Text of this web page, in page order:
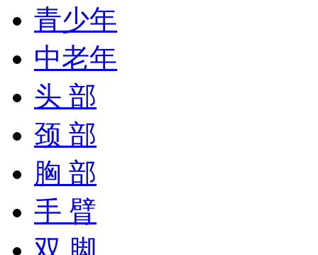
青少年
中老年
头 部
颈 部
胸 部
手 臂